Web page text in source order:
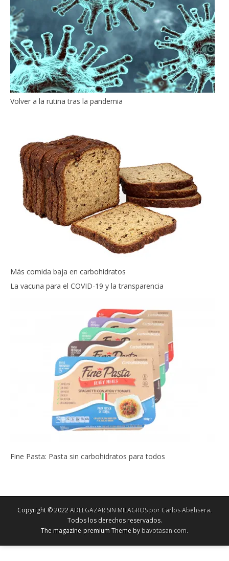
Volver a la rutina tras la pandemia
Más comida baja en carbohidratos
La vacuna para el COVID-19 y la transparencia
Fine Pasta: Pasta sin carbohidratos para todos
Copyright © 2022ADELGAZAR SIN MILAGROS por Carlos Abehsera.
Todos los derechos reservados.
The magazine-premium Theme bybavotasan.com.